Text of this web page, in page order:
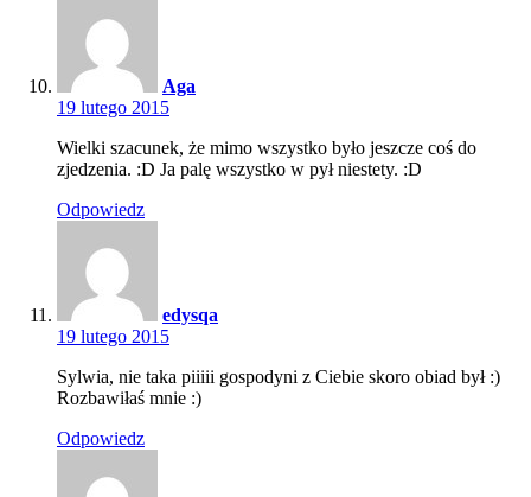
Aga
19 lutego 2015
Wielki szacunek, że mimo wszystko było jeszcze coś do
zjedzenia. :D Ja palę wszystko w pył niestety. :D
Odpowiedz
edysqa
19 lutego 2015
Sylwia, nie taka piiiii gospodyni z Ciebie skoro obiad był :)
Rozbawiłaś mnie :)
Odpowiedz